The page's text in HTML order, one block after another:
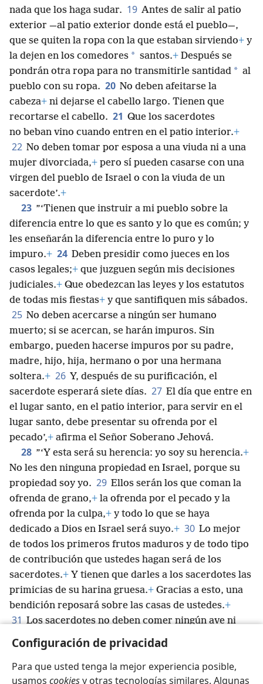
Configuración de privacidad
Para que usted tenga la mejor experiencia posible,
usamos cookiesy otras tecnologías similares. Algunas
nada que los haga sudar. 19 Antes de salir al patio
exterior —al patio exterior donde está el pueblo—,
que se quiten la ropa con la que estaban sirviendo+ y
la dejen en los comedores * santos.+ Después se
pondrán otra ropa para no transmitirle santidad * al
pueblo con su ropa. 20 No deben afeitarse la
cabeza+ ni dejarse el cabello largo. Tienen que
recortarse el cabello. 21 Que los sacerdotes
no beban vino cuando entren en el patio interior.+
22 No deben tomar por esposa a una viuda ni a una
mujer divorciada,+ pero sí pueden casarse con una
virgen del pueblo de Israel o con la viuda de un
sacerdote’.+
23 ”‘Tienen que instruir a mi pueblo sobre la
diferencia entre lo que es santo y lo que es común; y
les enseñarán la diferencia entre lo puro y lo
impuro.+ 24 Deben presidir como jueces en los
casos legales;+ que juzguen según mis decisiones
judiciales.+ Que obedezcan las leyes y los estatutos
de todas mis fiestas+ y que santifiquen mis sábados.
25 No deben acercarse a ningún ser humano
muerto; si se acercan, se harán impuros. Sin
embargo, pueden hacerse impuros por su padre,
madre, hijo, hija, hermano o por una hermana
soltera.+ 26 Y, después de su purificación, el
sacerdote esperará siete días. 27 El día que entre en
el lugar santo, en el patio interior, para servir en el
lugar santo, debe presentar su ofrenda por el
pecado’,+ afirma el Señor Soberano Jehová.
28 ”‘Y esta será su herencia: yo soy su herencia.+
No les den ninguna propiedad en Israel, porque su
propiedad soy yo. 29 Ellos serán los que coman la
ofrenda de grano,+ la ofrenda por el pecado y la
ofrenda por la culpa,+ y todo lo que se haya
dedicado a Dios en Israel será suyo.+ 30 Lo mejor
de todos los primeros frutos maduros y de todo tipo
de contribución que ustedes hagan será de los
sacerdotes.+ Y tienen que darles a los sacerdotes las
primicias de su harina gruesa.+ Gracias a esto, una
bendición reposará sobre las casas de ustedes.+
31 Los sacerdotes no deben comer ningún ave ni
ningún otro animal encontrado muerto o
despedazado’.